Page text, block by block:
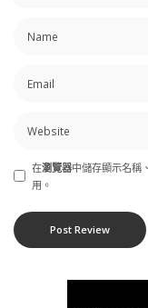
在瀏覽器中儲存顯示名稱
用。